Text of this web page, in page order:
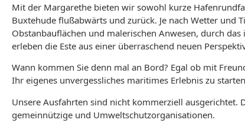
Mit der Margarethe bieten wir sowohl kurze
Buxtehude flußabwärts und zurück. Je nach Wetter und
Obstanbauflächen und malerischen Anwesen, durch
erleben die Este aus einer überraschend neuen
Wann kommen Sie denn mal an Bord? Egal ob mit
Ihr eigenes unvergessliches maritimes Erlebnis zu
Unsere Ausfahrten sind nicht kommerziell
gemeinnützige und Umweltschutzorganisationen.